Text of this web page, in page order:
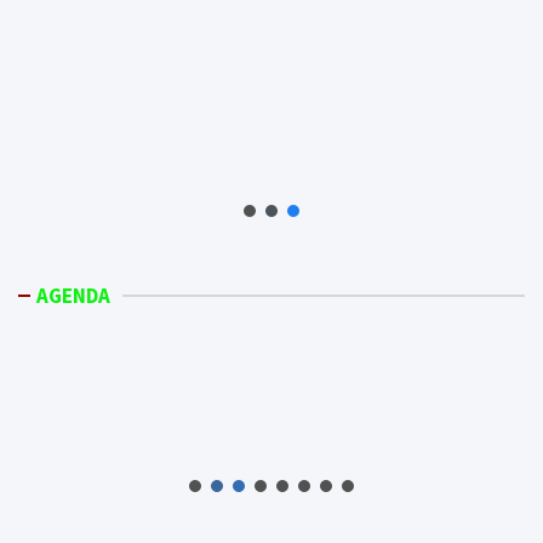
AGENDA